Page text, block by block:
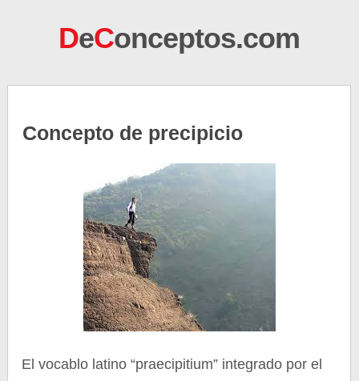
DeConceptos.com
Concepto de precipicio
El vocablo latino “praecipitium” integrado por el